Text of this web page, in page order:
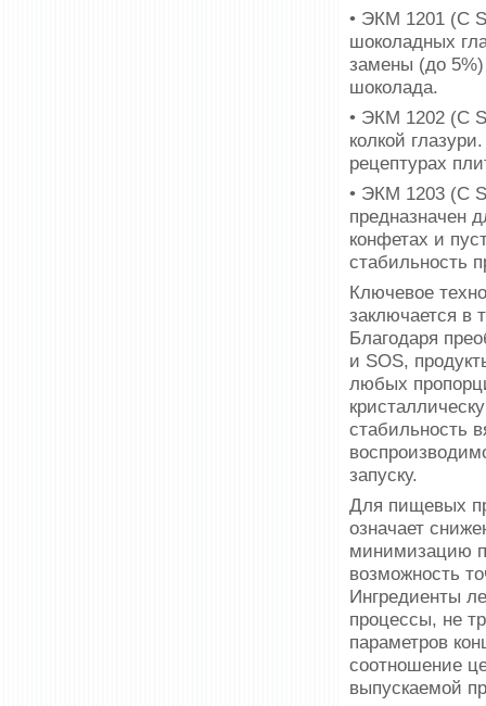
• ЭКМ 1201 (С
шоколадных
замены (до 5%)
шоколада.
• ЭКМ 1202 (С
колкой
рецептурах
• ЭКМ 1203 (С
предназначен
конфетах и
стабильность
Ключевое
заключается в
Благодаря
и SOS,
любых
стабильность
запуску.
Для пищевых
означает
минимизацию
возможность
Ингре­диенты
процессы, не
параметров
соотношение
выпускаемой